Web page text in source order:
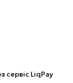
сервіс LiqPay